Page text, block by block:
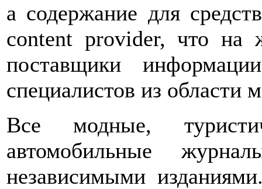
а содержание для
content provider, что на
поставщики
специалистов из области
Все модные,
автомобильные
независимыми